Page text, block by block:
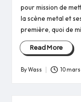
pour mission de
la scène metal et
première, quoi de
Read More
Posted
ByWass 10